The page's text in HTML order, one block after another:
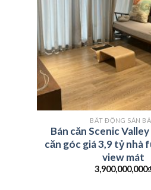
BẤT ĐỘNG SẢN
Bán căn Scenic
căn góc giá 3,9 tỷ nhà
view mát
3,900,000,000₫